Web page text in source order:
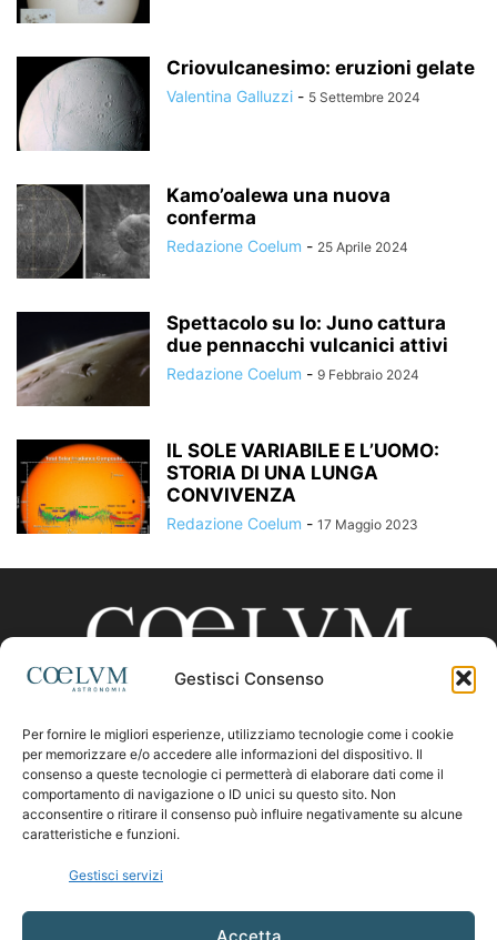
Gestisci Consenso
Per fornire le migliori esperienze, utilizziamo tecnologie come i cookie
per memorizzare e/o accedere alle informazioni del dispositivo. Il
consenso a queste tecnologie ci permetterà di elaborare dati come il
comportamento di navigazione o ID unici su questo sito. Non
acconsentire o ritirare il consenso può influire negativamente su alcune
caratteristiche e funzioni.
Gestisci servizi
Accetta
Criovulcanesimo: eruzioni gelate
Valentina Galluzzi - 5 Settembre 2024
Kamo’oalewa una nuova
conferma
Redazione Coelum - 25 Aprile 2024
Spettacolo su Io: Juno cattura
due pennacchi vulcanici attivi
Redazione Coelum - 9 Febbraio 2024
IL SOLE VARIABILE E L’UOMO:
STORIA DI UNA LUNGA
CONVIVENZA
Redazione Coelum - 17 Maggio 2023
CHI SIAMO
Contattaci:coelumastro@coelum.com